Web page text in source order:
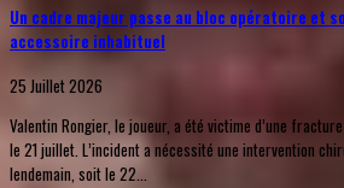
Un cadre majeur passe au bloc opératoire et
accessoire inhabituel
25 Juillet 2026
Valentin Rongier, le joueur, a été victime d’une
le 21 juillet. L’incident a nécessité une intervention
lendemain, soit le 22...